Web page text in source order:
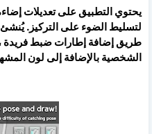
يحتوي التطبيق على تعديلات
لتسليط الضوء على التركيز.
طريق إضافة إطارات ضبط فريدة
الشخصية بالإضافة إلى لون